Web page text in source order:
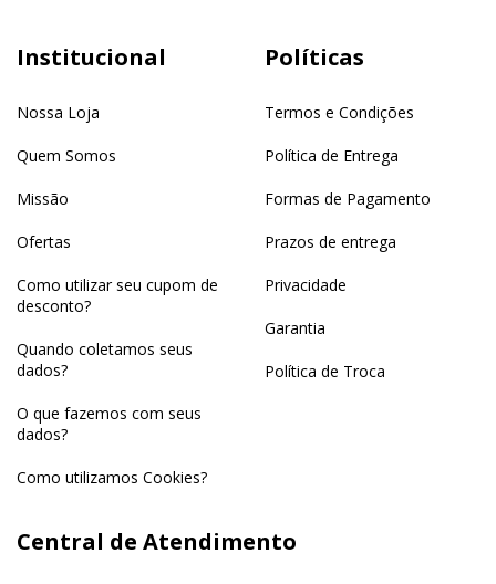
Institucional
Nossa Loja
Quem Somos
Missão
Ofertas
Como utilizar seu cupom de
desconto?
Quando coletamos seus
dados?
O que fazemos com seus
dados?
Como utilizamos Cookies?
Políticas
Termos e Condições
Política de Entrega
Formas de Pagamento
Prazos de entrega
Privacidade
Garantia
Política de Troca
Central de Atendimento